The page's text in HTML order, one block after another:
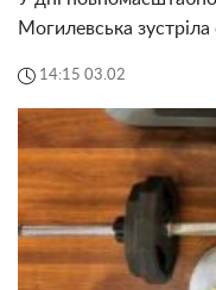
Могилевська
14:15 03.02